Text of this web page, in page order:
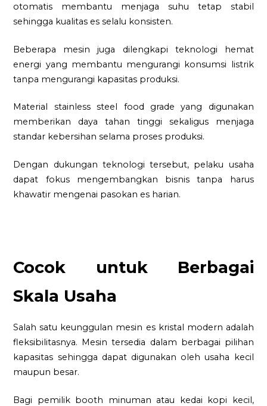
otomatis membantu menjaga suhu tetap stabil
sehingga kualitas es selalu konsisten.
Beberapa mesin juga dilengkapi teknologi hemat
energi yang membantu mengurangi konsumsi listrik
tanpa mengurangi kapasitas produksi.
Material stainless steel food grade yang digunakan
memberikan daya tahan tinggi sekaligus menjaga
standar kebersihan selama proses produksi.
Dengan dukungan teknologi tersebut, pelaku usaha
dapat fokus mengembangkan bisnis tanpa harus
khawatir mengenai pasokan es harian.
Cocok untuk Berbagai
Skala Usaha
Salah satu keunggulan mesin es kristal modern adalah
fleksibilitasnya. Mesin tersedia dalam berbagai pilihan
kapasitas sehingga dapat digunakan oleh usaha kecil
maupun besar.
Bagi pemilik booth minuman atau kedai kopi kecil,